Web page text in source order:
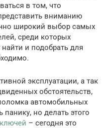
в том, что
вниманию
широкий выбор самых
среди которых
и подобрать для
эксплуатации, а так
обстоятельств,
автомобильных
но делать этого
– сегодня это